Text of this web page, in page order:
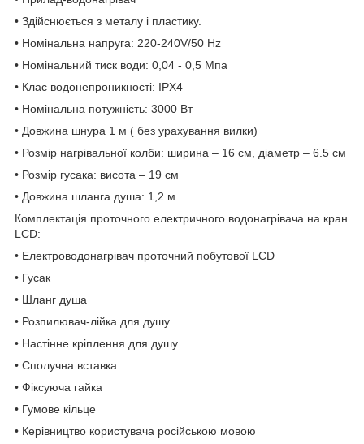
• Здійснюється з металу і пластику.
• Номінальна напруга: 220-240V/50 Hz
• Номінальний тиск води: 0,04 - 0,5 Мпа
• Клас водонепроникності: IPX4
• Номінальна потужність: 3000 Вт
• Довжина шнура 1 м ( без урахування вилки)
• Розмір нагрівальної колби: ширина – 16 см, діаметр – 6.5 см
• Розмір гусака: висота – 19 см
• Довжина шланга душа: 1,2 м
Комплектація проточного електричного водонагрівача на кран
LCD:
• Електроводонагрівач проточний побутової LCD
• Гусак
• Шланг душа
• Розпилювач-лійка для душу
• Настінне кріплення для душу
• Сполучна вставка
• Фіксуюча гайка
• Гумове кільце
• Керівництво користувача російською мовою